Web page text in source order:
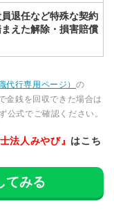
退任など特殊な契約
えた解除・損害賠償
代行専用ページ）の
金銭を回収できた場合は
公式でご確認ください。
法人みやび』 はこち
てみる